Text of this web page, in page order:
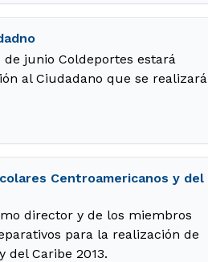
junio Coldeportes estará
al Ciudadano que se realizará
Centroamericanos y del
director y de los miembros
para la realización de
del Caribe 2013.